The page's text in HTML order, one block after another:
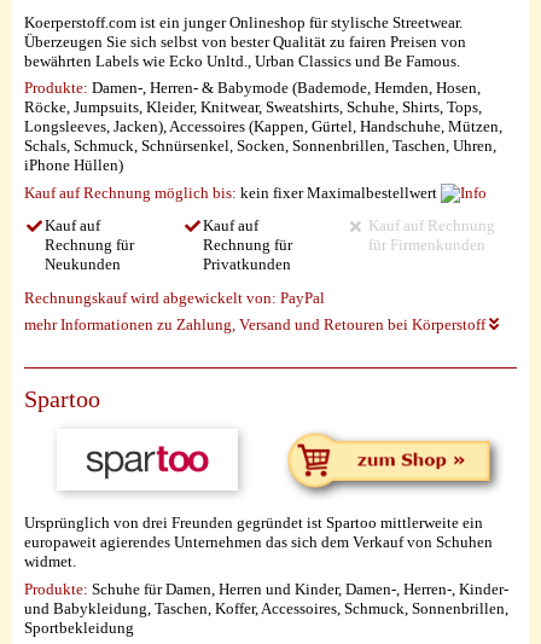
Koerperstoff.com ist ein junger Onlineshop für stylische Streetwear.
Überzeugen Sie sich selbst von bester Qualität zu fairen Preisen von
bewährten Labels wie Ecko Unltd., Urban Classics und Be Famous.
Produkte: Damen-, Herren- & Babymode (Bademode, Hemden, Hosen,
Röcke, Jumpsuits, Kleider, Knitwear, Sweatshirts, Schuhe, Shirts, Tops,
Longsleeves, Jacken), Accessoires (Kappen, Gürtel, Handschuhe, Mützen,
Schals, Schmuck, Schnürsenkel, Socken, Sonnenbrillen, Taschen, Uhren,
iPhone Hüllen)
Kauf auf Rechnung möglich bis: kein fixer Maximalbestellwert
Kauf auf
Rechnung für
Neukunden
Kauf auf
Rechnung für
Privatkunden
Kauf auf Rechnung
für Firmenkunden
Rechnungskauf wird abgewickelt von: PayPal
mehr Informationen zu Zahlung, Versand und Retouren bei Körperstoff
Spartoo
Ursprünglich von drei Freunden gegründet ist Spartoo mittlerweite ein
europaweit agierendes Unternehmen das sich dem Verkauf von Schuhen
widmet.
Produkte: Schuhe für Damen, Herren und Kinder, Damen-, Herren-, Kinder-
und Babykleidung, Taschen, Koffer, Accessoires, Schmuck, Sonnenbrillen,
Sportbekleidung